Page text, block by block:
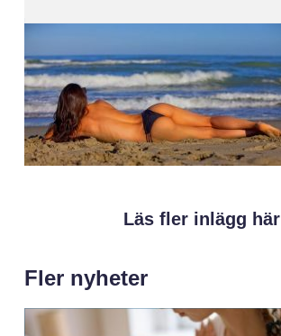
Läs fler inlägg här
Fler nyheter